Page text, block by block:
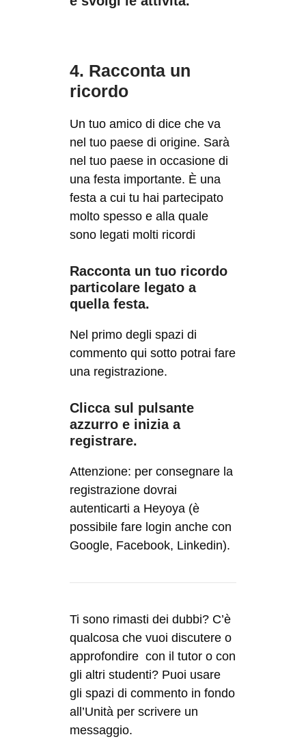
4. Racconta un
ricordo
Un tuo amico di dice che va
nel tuo paese di origine. Sarà
nel tuo paese in occasione di
una festa importante. È una
festa a cui tu hai partecipato
molto spesso e alla quale
sono legati molti ricordi
Racconta un tuo ricordo
particolare legato a
quella festa.
Nel primo degli spazi di
commento qui sotto potrai fare
una registrazione.
Clicca sul pulsante
azzurro e inizia a
registrare.
Attenzione: per consegnare la
registrazione dovrai
autenticarti a Heyoya (è
possibile fare login anche con
Google, Facebook, Linkedin).
Ti sono rimasti dei dubbi? C’è
qualcosa che vuoi discutere o
approfondire con il tutor o con
gli altri studenti? Puoi usare
gli spazi di commento in fondo
all’Unità per scrivere un
messaggio.